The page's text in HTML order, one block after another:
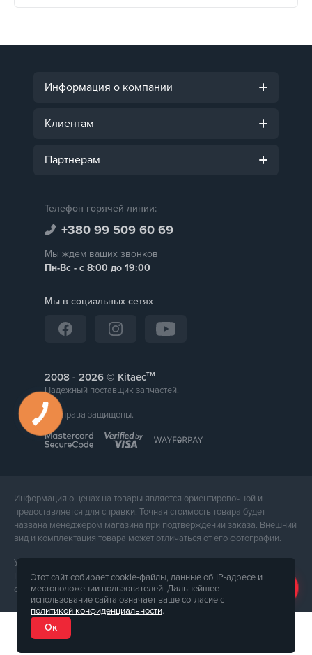
Информация о компании
Клиентам
Партнерам
Телефон горячей линии:
+380 99 509 60 69
Мы ждем ваших звонков
Пн-Вс - с 8:00 до 19:00
Мы в социальных сетях
2008 - © Kitaecтм
Надежный поставщик запчастей.
Все права защищены.
Информация о ценах на товары является ориентировочной и
предоставляется для справки. Точная стоимость товара будет
названа менеджером магазина при подтверждении заказа. Внешний
вид и комплектация товара может отличаться от его фотографии.
Услуги предоставляет ФЛП Тюпа Петр Павлович, ИПН 2770105454.
Политика конфиденциальности доступна поссылке. Публичная
оферта доступна поссылке.
Этот сайт собирает cookie-файлы, данные об IP-адресе и
местоположении пользователей. Дальнейшее
использование сайта означает ваше согласие с
политикой конфиденциальности.
Ок